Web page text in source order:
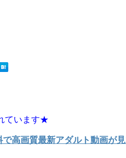
ています★
で高画質最新アダルト動画が